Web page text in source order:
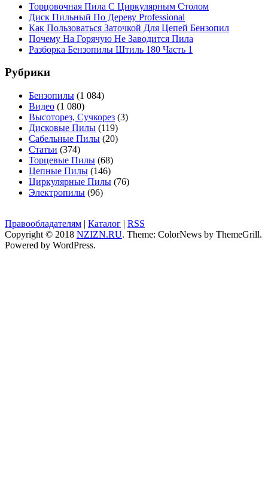
Торцовочная Пила С Циркулярным Столом
Диск Пильный По Дереву Professional
Как Пользоваться Заточкой Для Цепей Бензопил
Почему На Горячую Не Заводится Пила
Разборка Бензопилы Штиль 180 Часть 1
Рубрики
Бензопилы (1 084)
Видео (1 080)
Высоторез, Сучкорез (3)
Дисковые Пилы (119)
Сабельные Пилы (20)
Статьи (374)
Торцевые Пилы (68)
Цепные Пилы (146)
Циркулярные Пилы (76)
Электропилы (96)
Правообладателям | Каталог | RSS
Copyright © 2018 NZIZN.RU. Theme: ColorNews by ThemeGrill.
Powered by WordPress.